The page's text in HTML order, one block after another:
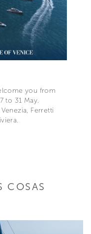
you from
to 31 May.
Ferretti
COSAS